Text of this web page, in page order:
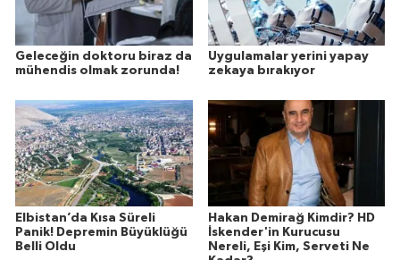
Geleceğin doktoru biraz da
mühendis olmak zorunda!
Uygulamalar yerini yapay
zekaya bırakıyor
Elbistan’da Kısa Süreli
Panik! Depremin Büyüklüğü
Belli Oldu
Hakan Demirağ Kimdir? HD
İskender'in Kurucusu
Nereli, Eşi Kim, Serveti Ne